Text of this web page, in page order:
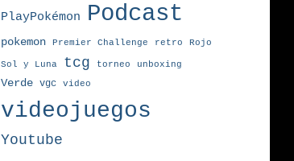
PlayPokémon Podcast
pokemon Premier Challenge retro Rojo
Sol y Luna tcg torneo unboxing
Verde vgc video
videojuegos
Youtube